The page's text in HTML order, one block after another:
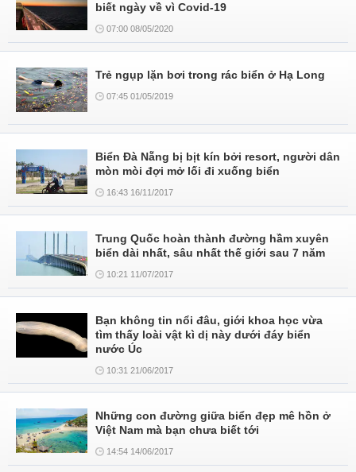
biết ngày về vì Covid-19
07:00 08/05/2020
Trẻ ngụp lặn bơi trong rác biển ở Hạ Long
07:45 01/05/2019
Biển Đà Nẵng bị bịt kín bởi resort, người dân
mòn mòi đợi mở lối đi xuống biển
16:43 16/11/2017
Trung Quốc hoàn thành đường hầm xuyên
biển dài nhất, sâu nhất thế giới sau 7 năm
10:21 11/07/2017
Bạn không tin nổi đâu, giới khoa học vừa
tìm thấy loài vật kì dị này dưới đáy biển
nước Úc
10:31 21/06/2017
Những con đường giữa biển đẹp mê hồn ở
Việt Nam mà bạn chưa biết tới
14:54 14/06/2017